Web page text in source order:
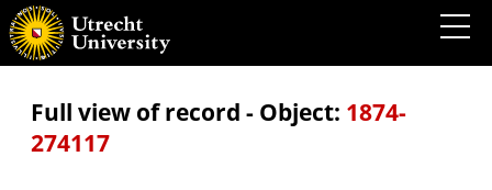
Kaart van een gedeelte der rivier het Haringvliet, van boven den Stadsen Hoek tot
Hellevoetsluis, met eenige dwarspeilingen, gedaan by laag water in maart des jaars
1781
Full view of record - Object: 1874-
274117